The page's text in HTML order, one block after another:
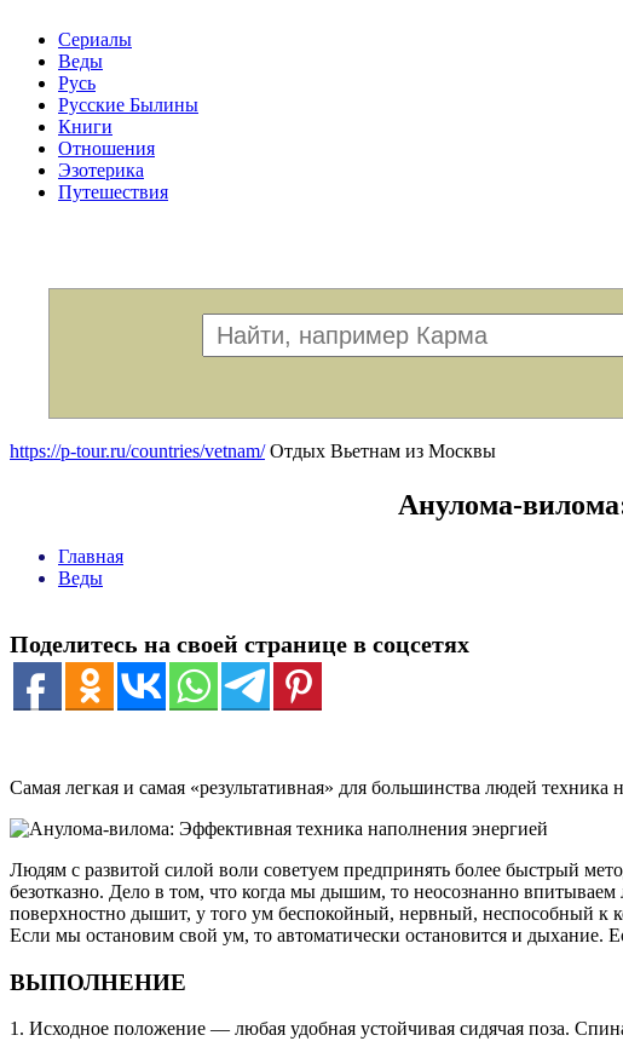
Сериалы
Веды
Русь
Русские Былины
Книги
Отношения
Эзотерика
Путешествия
https://p-tour.ru/countries/vetnam/Отдых Вьетнам из Москвы
Анулома-
Главная
Веды
Поделитесь на своей странице в соцсетях
Самая легкая и самая «результативная» для большинства людей
Людям с развитой силой воли советуем предпринять более быстрый
безотказно. Дело в том, что когда мы дышим, то неосознанно
поверхностно дышит, у того ум беспокойный, нервный, неспособный к
Если мы остановим свой ум, то автоматически остановится и
ВЫПОЛНЕНИЕ
1. Исходное положение — любая удобная устойчивая сидячая поза.